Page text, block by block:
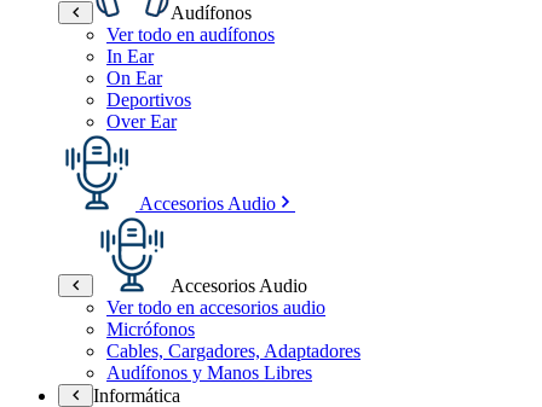
Audífonos
Ver todo en audífonos
In Ear
On Ear
Deportivos
Over Ear
Accesorios Audio
Accesorios Audio
Ver todo en accesorios audio
Micrófonos
Cables, Cargadores, Adaptadores
Audífonos y Manos Libres
Informática